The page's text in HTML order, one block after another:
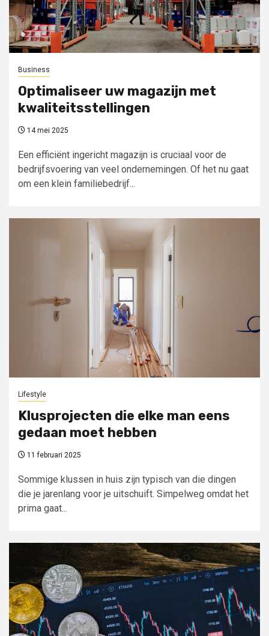
Business
Optimaliseer uw magazijn met
kwaliteitsstellingen
14 mei 2025
Een efficiënt ingericht magazijn is cruciaal voor de
bedrijfsvoering van veel ondernemingen. Of het nu gaat
om een klein familiebedrijf...
Lifestyle
Klusprojecten die elke man eens
gedaan moet hebben
11 februari 2025
Sommige klussen in huis zijn typisch van die dingen
die je jarenlang voor je uitschuift. Simpelweg omdat het
prima gaat...